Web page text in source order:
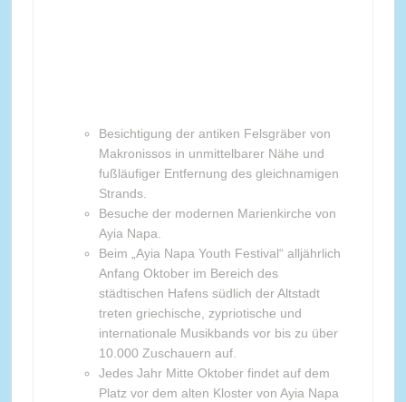
Besichtigung der antiken Felsgräber von
Makronissos in unmittelbarer Nähe und
fußläufiger Entfernung des gleichnamigen
Strands.
Besuche der modernen Marienkirche von
Ayia Napa.
Beim „Ayia Napa Youth Festival“ alljährlich
Anfang Oktober im Bereich des
städtischen Hafens südlich der Altstadt
treten griechische, zypriotische und
internationale Musikbands vor bis zu über
10.000 Zuschauern auf.
Jedes Jahr Mitte Oktober findet auf dem
Platz vor dem alten Kloster von Ayia Napa